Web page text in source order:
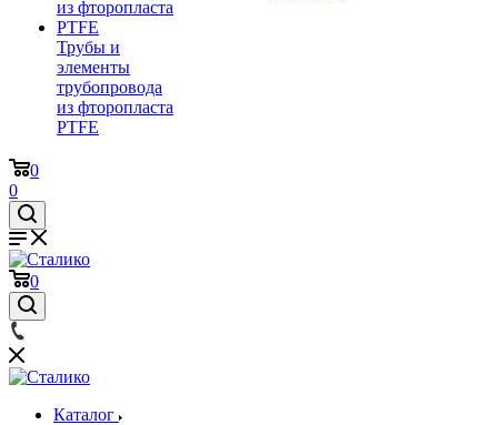
Трубы и
элементы
трубопровода
из фторопласта
PTFE
0
0
0
Каталог